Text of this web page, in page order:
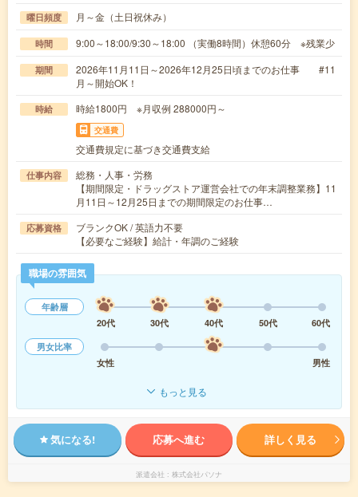
曜日頻度 月～金（土日祝休み）
時間 9:00～18:00/9:30～18:00 （実働8時間）休憩60分 ※残業少
期間
2026年11月11日～2026年12月25日頃までのお仕事 #11
月～開始OK！
時給 時給1800円 ※月収例 288000円～
交通費
交通費規定に基づき交通費支給
仕事内容
総務・人事・労務
【期間限定・ドラッグストア運営会社での年末調整業務】11
月11日～12月25日までの期間限定のお仕事…
応募資格
ブランクOK / 英語力不要
【必要なご経験】給計・年調のご経験
職場の雰囲気
年齢層
20代
30代 40代 50代
60代
男女比率
女性
男性
もっと見る
気になる! 応募へ進む 詳しく見る
派遣会社 株式会社パソナ